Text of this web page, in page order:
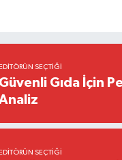
EDITÖRÜN SEÇTIĞI
Güvenli Gıda İçin
EDITÖRÜN SEÇTIĞI